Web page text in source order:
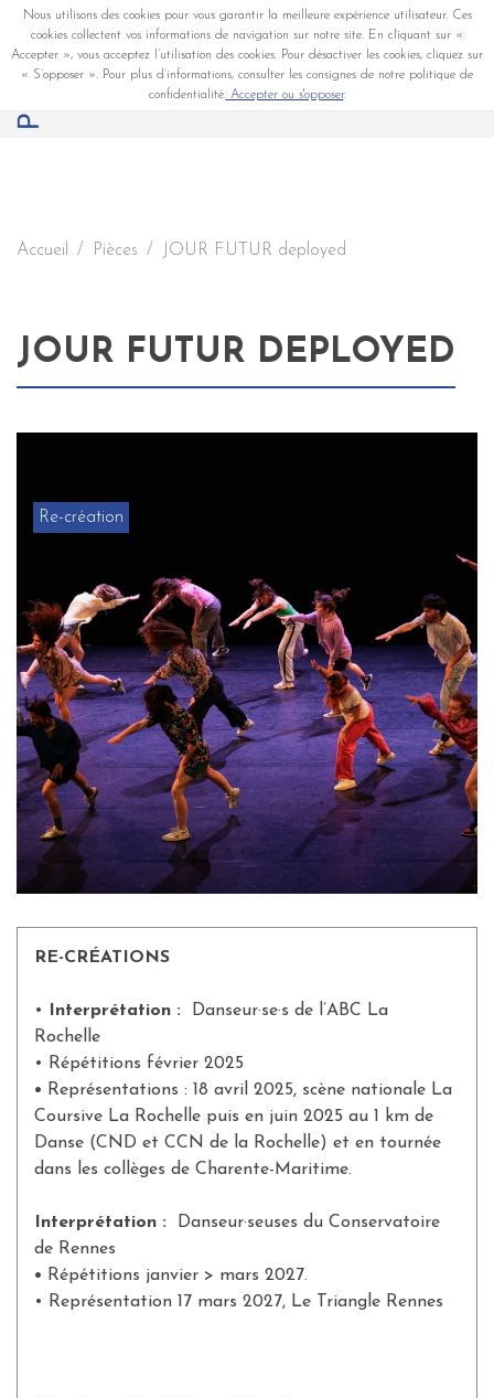
Nous utilisons des cookies pour vous garantir la meilleure expérience utilisateur. Ces
cookies collectent vos informations de navigation sur notre site. En cliquant sur «
Accepter », vous acceptez l’utilisation des cookies. Pour désactiver les cookies, cliquez sur
« S’opposer ». Pour plus d’informations, consulter les consignes de notre politique de
confidentialité.Accepter ou s'opposer.
Accueil Pièces JOUR FUTUR deployed
JOUR FUTUR DEPLOYED
Re-création
RE-CRÉATIONS
• Interprétation :
Danseur·se·s de l’ABC La
Rochelle
• Répétitions février 2025
• Représentations : 18 avril 2025, scène nationale La
Coursive La Rochelle puis en juin 2025 au 1 km de
Danse (CND et CCN de la Rochelle) et en tournée
dans les collèges de Charente-Maritime.
Interprétation :
Danseur·seuses du Conservatoire
de Rennes
• Répétitions janvier > mars 2027.
• Représentation 17 mars 2027, Le Triangle Rennes